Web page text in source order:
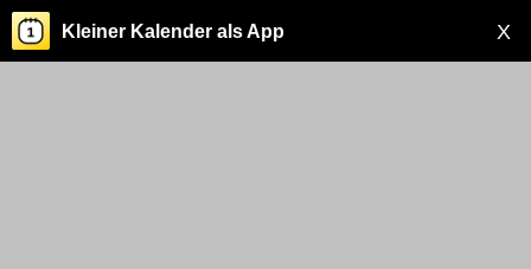
X
Kleiner Kalender als App